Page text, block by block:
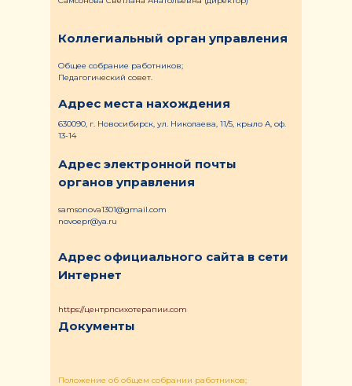
Коллегиальный орган управления
Адрес места нахождения
Адрес электронной почты
органов управления
Адрес официального сайта в сети
Интернет
Документы
Общее собрание работников;
Педагогический совет.
Положение об общем собрании работников;
630090, г. Новосибирск, ул. Николаева, 11/5, крыло А, оф.
13-14
samsonova1301@gmail.com
novoepr@ya.ru
https://центрпсихотерапии.com